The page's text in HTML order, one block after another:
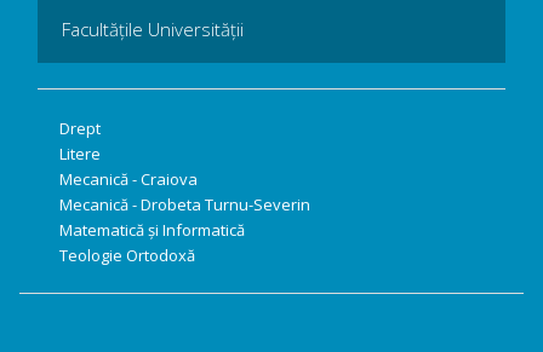
Facultățile Universității
Drept
Litere
Mecanică - Craiova
Mecanică - Drobeta Turnu-Severin
Matematică și Informatică
Teologie Ortodoxă